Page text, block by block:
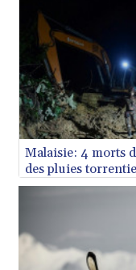
Ukraine : l'UE
"sanctions